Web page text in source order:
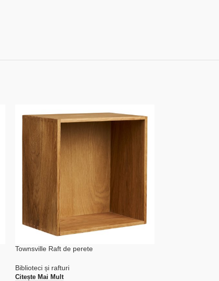
Townsville Raft de perete
Biblioteci și rafturi
Citește Mai Mult